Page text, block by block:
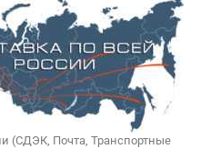
(СДЭК, Почта, Транспортные